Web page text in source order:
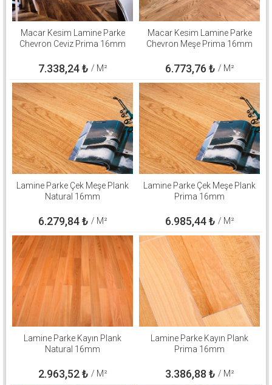
Macar Kesim Lamine Parke
Chevron Ceviz Prima 16mm
7.338,24₺ / M²
Macar Kesim Lamine Parke
Chevron Meşe Prima 16mm
6.773,76 ₺ / M²
Lamine Parke Çek Meşe Plank
Natural 16mm
6.279,84₺ / M²
Lamine Parke Çek Meşe Plank
Prima 16mm
6.985,44₺ / M²
Lamine Parke Kayın Plank
Natural 16mm
2.963,52₺ / M²
Lamine Parke Kayın Plank
Prima 16mm
3.386,88 ₺ / M²